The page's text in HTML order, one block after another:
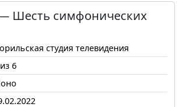
Шесть симфонических
студия телевидения
6